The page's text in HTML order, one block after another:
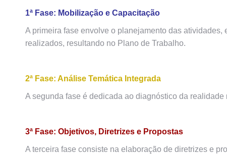
1ª Fase: Mobilização e Capacitação
A primeira fase envolve o planejamento das
realizados, resultando no Plano de Trabalho.
2ª Fase: Análise Temática Integrada
A segunda fase é dedicada ao diagnóstico da
3ª Fase: Objetivos, Diretrizes e Propostas
A terceira fase consiste na elaboração de diretrizes e